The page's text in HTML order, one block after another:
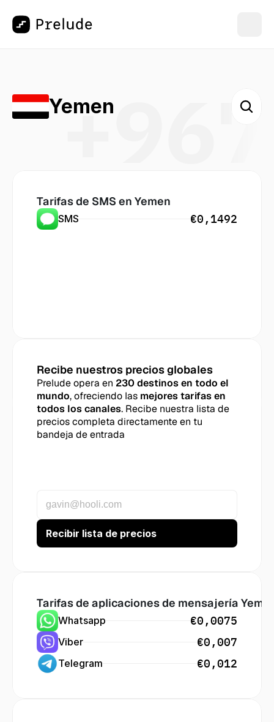
+967
Yemen
Tarifas de SMS en Yemen
SMS €0,1492
Recibe nuestros precios globales
Prelude opera en 230 destinos en todo el
mundo, ofreciendo las mejores tarifas en
todos los canales. Recibe nuestra lista de
precios completa directamente en tu
bandeja de entrada
Tarifas de aplicaciones de mensajería
Whatsapp €0,0075
Viber €0,007
Telegram €0,012